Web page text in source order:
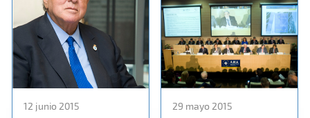
12 junio 2015 29 mayo 2015